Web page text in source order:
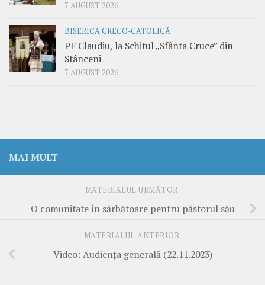
7 AUGUST 2026
BISERICA GRECO-CATOLICĂ
PF Claudiu, la Schitul „Sfânta Cruce” din
Stânceni
7 AUGUST 2026
MAI MULT
MATERIALUL URMĂTOR
O comunitate în sărbătoare pentru păstorul său
MATERIALUL ANTERIOR
Video: Audiența generală (22.11.2023)